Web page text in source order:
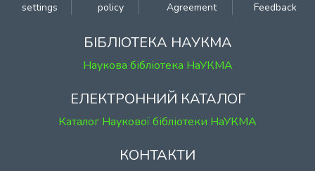
settings
policy
Agreement
Feedback
БІБЛІОТЕКА НАУКМА
Наукова бібліотека НаУКМА
ЕЛЕКТРОННИЙ КАТАЛОГ
Каталог Наукової бібліотеки НаУКМА
КОНТАКТИ